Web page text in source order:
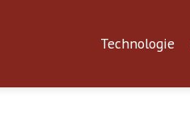
Technologie